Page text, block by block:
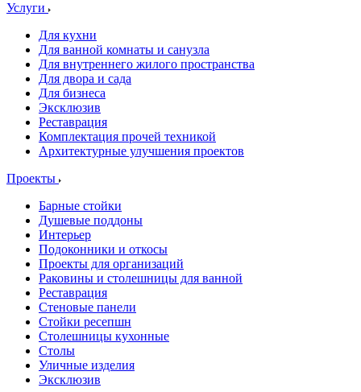
Услуги
Для кухни
Для ванной комнаты и санузла
Для внутреннего жилого пространства
Для двора и сада
Для бизнеса
Эксклюзив
Реставрация
Комплектация прочей техникой
Архитектурные улучшения проектов
Проекты
Барные стойки
Душевые поддоны
Интерьер
Подоконники и откосы
Проекты для организаций
Раковины и столешницы для ванной
Реставрация
Стеновые панели
Стойки ресепшн
Столешницы кухонные
Столы
Уличные изделия
Эксклюзив